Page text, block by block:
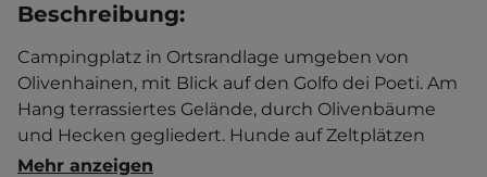
Beschreibung:
Campingplatz in Ortsrandlage umgeben von
Olivenhainen, mit Blick auf den Golfo dei Poeti. Am
Hang terrassiertes Gelände, durch Olivenbäume
und Hecken gegliedert. Hunde auf Zeltplätzen
nicht erlaubt. Brötchenservice. Kiosk. Sport- und
Mehr anzeigen